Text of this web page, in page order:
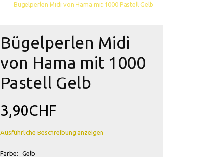
Bügelperlen Midi von Hama mit 1000 Pastell Gelb
Bügelperlen Midi
von Hama mit 1000
Pastell Gelb
3,90CHF
Ausführliche Beschreibung anzeigen
Farbe: Gelb